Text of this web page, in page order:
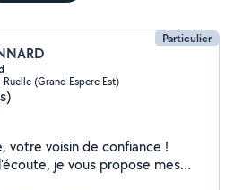
Particulier
(Grand Espere Est)
votre voisin de confiance !
je vous propose mes